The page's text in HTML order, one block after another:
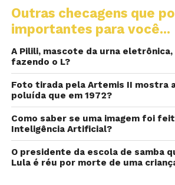
Outras checagens que
importantes para você...
A Pilili, mascote da urna
fazendo o L?
Foto tirada pela Artemis II mostra
poluída que em 1972?
Como saber se uma imagem foi
Inteligência Artificial?
O presidente da escola de samba
Lula é réu por morte de uma